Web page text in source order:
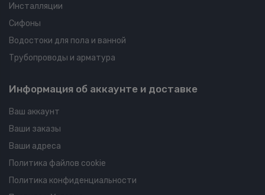
Инсталляции
Сифоны
Водостоки для пола и ванной
Трубопроводы и арматура
Информация об аккаунте и доставке
Ваш аккаунт
Ваши заказы
Ваши адреса
Политика файлов cookie
Политика конфиденциальности